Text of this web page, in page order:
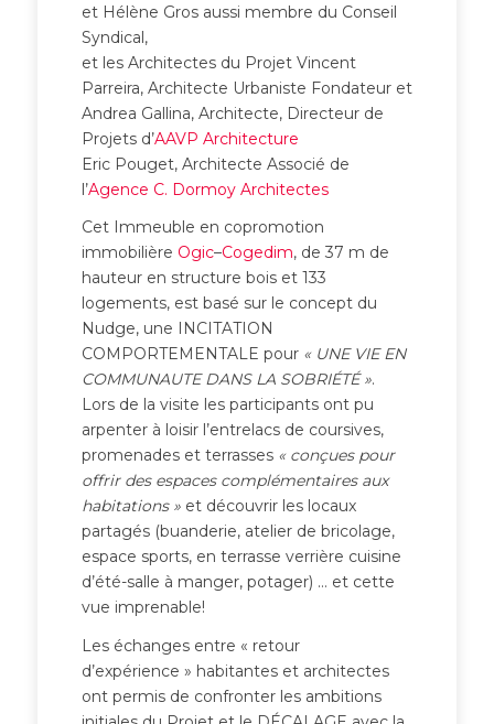
et Hélène Gros aussi membre du Conseil
Syndical,
et les Architectes du Projet Vincent
Parreira, Architecte Urbaniste Fondateur et
Andrea Gallina, Architecte, Directeur de
Projets d’AAVP Architecture
Eric Pouget, Architecte Associé de
l’Agence C. Dormoy Architectes
Cet Immeuble en copromotion
immobilière Ogic–Cogedim, de 37 m de
hauteur en structure bois et 133
logements, est basé sur le concept du
Nudge, une INCITATION
COMPORTEMENTALE pour« UNE VIE EN
COMMUNAUTE DANS LA SOBRIÉTÉ ».
Lors de la visite les participants ont pu
arpenter à loisir l’entrelacs de coursives,
promenades et terrasses « conçues pour
offrir des espaces complémentaires aux
habitations »et découvrir les locaux
partagés (buanderie, atelier de bricolage,
espace sports, en terrasse verrière cuisine
d’été-salle à manger, potager) … et cette
vue imprenable!
Les échanges entre « retour
d’expérience » habitantes et architectes
ont permis de confronter les ambitions